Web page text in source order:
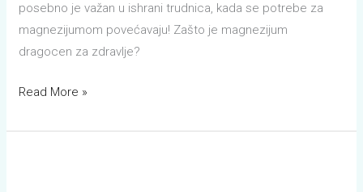
posebno je važan u ishrani trudnica, kada se potrebe za
magnezijumom povećavaju! Zašto je magnezijum
dragocen za zdravlje?
Read More »